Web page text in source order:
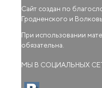
Сайт создан по
Гродненского и
При использовании
обязательна.
МЫ В СОЦИАЛЬНЫХ